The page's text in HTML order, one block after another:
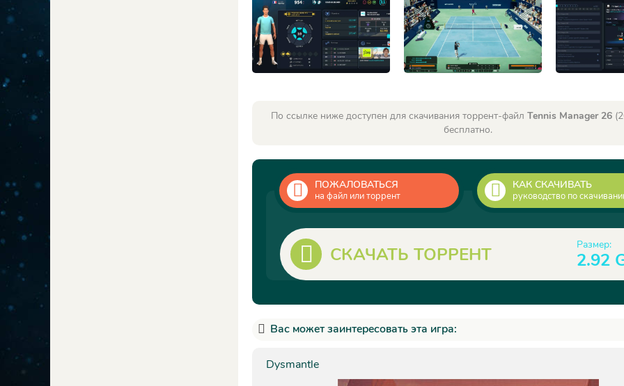
По ссылке ниже доступен для скачивания торрент-файл Tennis Manager 26
бесплатно.
ПОЖАЛОВАТЬСЯ
на файл или торрент
КАК СКАЧИВАТЬ
руководство по
СКАЧАТЬ ТОРРЕНТ Размер:
2.92
Вас может заинтересовать эта игра:
Dysmantle